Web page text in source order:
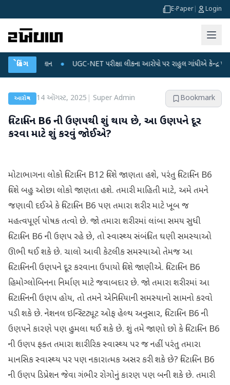
E-Paper Login
બ્રેકિંગ
પ્લાન UGC-NET પરીક્ષા લીકના આરોપો પર રાહુલ ગાંધીએ કેન્દ્ર પર પ્રહાર
આરોગ્ય 14 ઑગસ્ટ, 2025 Super Admin Bookmark
વિટામિન B6 ની ઉણપથી શું થાય છે, આ ઉણપને દૂર
કરવા માટે શું કરવું જોઈએ?
મોટાભાગના લોકો વિટામિન B12 વિશે જાણતા હશે, પરંતુ વિટામિન B6
વિશે બહુ ઓછા લોકો જાણતા હશે. તમારી માહિતી માટે, અમે તમને
જણાવી દઈએ કે વિટામિન B6 પણ તમારા શરીર માટે ખૂબ જ
મહત્વપૂર્ણ પોષક તત્વો છે. જો તમારા શરીરમાં લાંબા સમય સુધી
વિટામિન B6 ની ઉણપ રહે છે, તો સ્વાસ્થ્ય સંબંધિત ઘણી સમસ્યાઓ
ઊભી થઈ શકે છે. ચાલો આવી કેટલીક સમસ્યાઓ તેમજ આ
વિટામિનની ઉણપને દૂર કરવાના ઉપાયો વિશે જાણીએ. વિટામિન B6
હિમોગ્લોબિનના નિર્માણ માટે જવાબદાર છે. જો તમારા શરીરમાં આ
વિટામિનની ઉણપ હોય, તો તમને એનિમિયાની સમસ્યાનો સામનો કરવો
પડી શકે છે. નેશનલ ઇન્સ્ટિટ્યૂટ ઓફ હેલ્થ અનુસાર, વિટામિન B6 ની
ઉણપને કારણે પણ હુમલા થઈ શકે છે. શું તમે જાણો છો કે વિટામિન B6
ની ઉણપ ફક્ત તમારા શારીરિક સ્વાસ્થ્ય પર જ નહીં પરંતુ તમારા
માનસિક સ્વાસ્થ્ય પર પણ નકારાત્મક અસર કરી શકે છે? વિટામિન B6
ની ઉણપ ડિપ્રેશન જેવા ગંભીર રોગોનું કારણ પણ બની શકે છે. તમારી